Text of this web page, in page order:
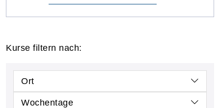
Kurse filtern nach:
Ort
Wochentage